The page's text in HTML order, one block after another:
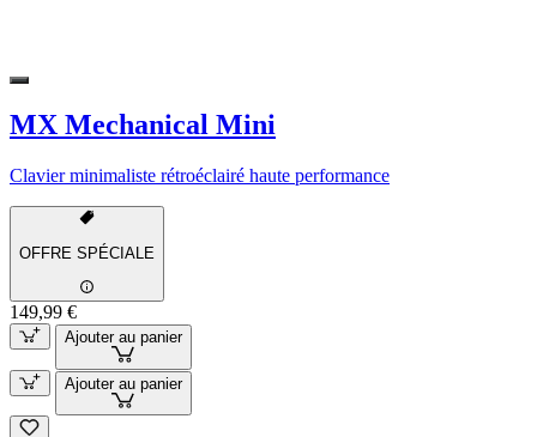
MX Mechanical Mini
Clavier minimaliste rétroéclairé haute performance
OFFRE SPÉCIALE
149,99 €
Ajouter au panier
Ajouter au panier